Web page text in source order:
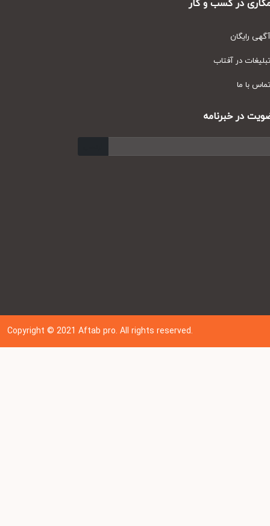
در کسب و کار
رایگان
در آفتاب
با ما
در خبرنامه
Copyright © 202 1Aftab pro. All rights reserved.